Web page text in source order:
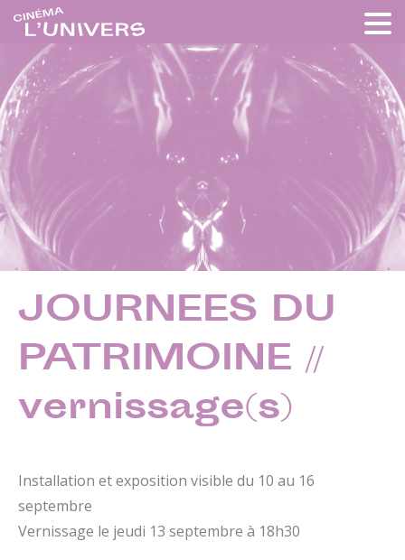
JOURNEES DU
PATRIMOINE //
vernissage(s)
Installation et exposition visible du 10 au 16
septembre
Vernissage le jeudi 13 septembre à 18h30